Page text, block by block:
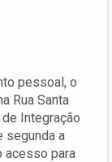
pessoal, o
Rua Santa
Integração
segunda a
acesso para